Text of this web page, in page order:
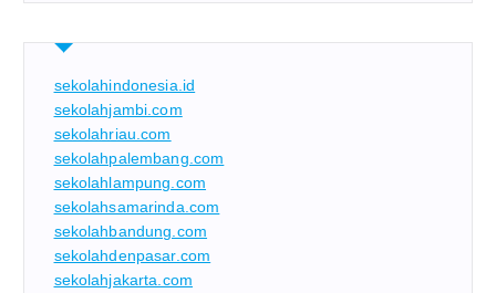
sekolahindonesia.id
sekolahjambi.com
sekolahriau.com
sekolahpalembang.com
sekolahlampung.com
sekolahsamarinda.com
sekolahbandung.com
sekolahdenpasar.com
sekolahjakarta.com